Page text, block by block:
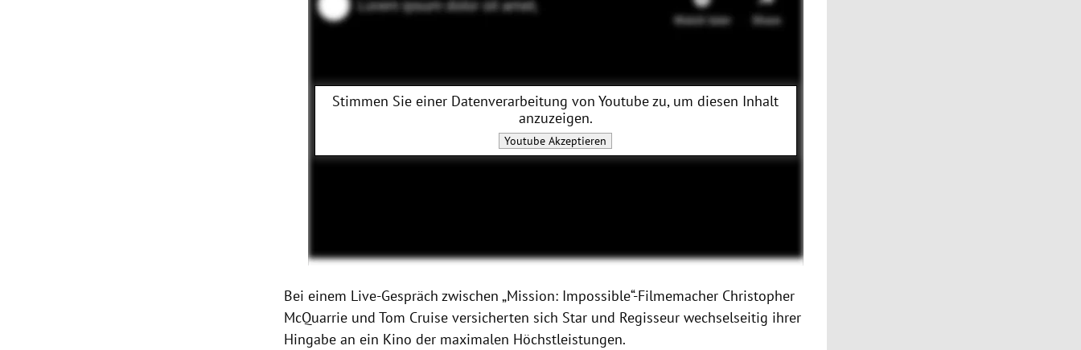
Stimmen Sie einer Datenverarbeitung vonYoutubezu, um diesen Inhalt
anzuzeigen.
Youtube Akzeptieren
Bei einem Live-Gespräch zwischen „Mission: Impossible“-Filmemacher Christopher
McQuarrie und Tom Cruise versicherten sich Star und Regisseur wechselseitig ihrer
Hingabe an ein Kino der maximalen Höchstleistungen.